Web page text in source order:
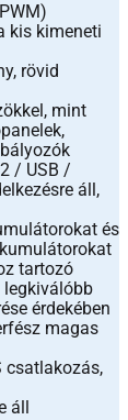
kis kimeneti
rövid
mint
/ USB /
áll,
és
tartozó
legkiválóbb
érdekében
magas
csatlakozás,